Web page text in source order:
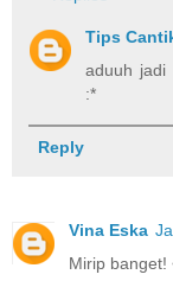
Tips
aduuh jadi
:*
Reply
Vina Eska
Mirip banget!